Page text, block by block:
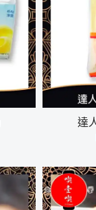
達